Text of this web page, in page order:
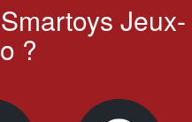
Jeux-
?